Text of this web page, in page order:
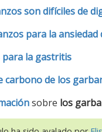
son difíciles de
para la ansiedad
para la gastritis
carbono de los
sobre los